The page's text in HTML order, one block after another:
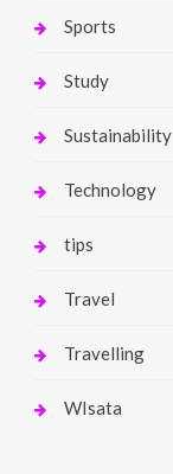
Sports
Study
Sustainability
Technology
tips
Travel
Travelling
WIsata